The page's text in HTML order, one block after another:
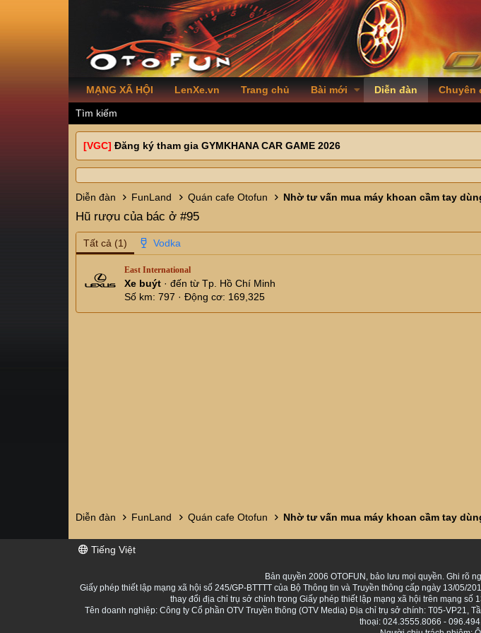
MẠNG XÃ HỘI LenXe.vn Trang chủ Bài mới Diễn đàn Chuyên
Tìm kiếm
[VGC] Đăng ký tham gia GYMKHANA CAR GAME 2026
Diễn đàn FunLand Quán cafe Otofun
Hũ rượu của bác ở #95
Tất cả (1)
East International
Xe buýt · đến từ Tp. Hồ Chí Minh
Số km 797 Động cơ 169,325
Diễn đàn FunLand Quán cafe Otofun
Tiếng Việt
Bản quyền 2006 OTOFUN, bảo lưu mọi quyền. Ghi rõ
Giấy phép thiết lập mạng xã hội số 245/GP-BTTTT của Bộ Thông tin và Truyền thông cấp ngày 13/05/
thay đổi địa chỉ trụ sở chính trong Giấy phép thiết lập mạng xã hội trên mạng
Tên doanh nghiệp: Công ty Cổ phần OTV Truyền thông (OTV Media) Địa chỉ trụ sở chính: T05-VP21,
thoại: 024.3555.8066 -